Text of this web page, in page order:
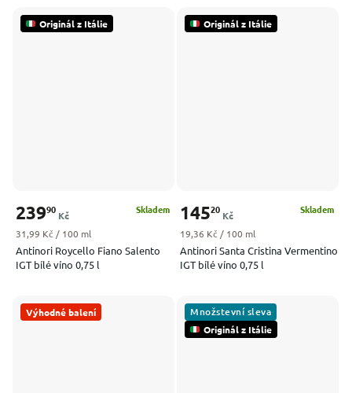
Originál z Itálie
Antinori Roycello Fiano Salento
IGT bílé víno 0,75 l
Skladem
23990
Kč
Měrná cena:
31,99 Kč / 100 ml
Originál z Itálie
Antinori Santa Cristina Vermentino
IGT bílé víno 0,75 l
Skladem
14520
Kč
Měrná cena:
19,36 Kč / 100 ml
Výhodné balení
Originál z Itálie
Množstevní sleva